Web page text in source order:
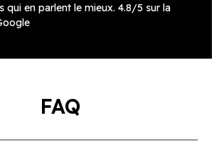
qui en parlent le mieux. 4.8/5 sur la
FAQ